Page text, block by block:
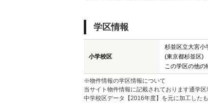
学区情報
小学校区
杉並区立大宮小
(東京都杉並区)
この学区の他の
※物件情報の学区情報について
当サイト物件情報に記載されております通学
中学校区データ【2016年度】を元に加工した